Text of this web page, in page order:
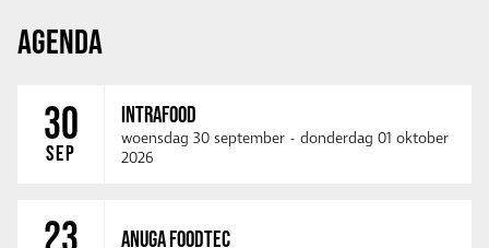
AGENDA
30
SEP
INTRAFOOD
woensdag 30 september - donderdag 01 oktober
2026
23 ANUGA FOODTEC